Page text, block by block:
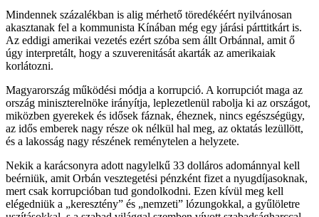
Mindennek százalékban is alig mérhető töredékéért nyilvánosan
akasztanak fel a kommunista Kínában még egy járási párttitkárt is.
Az eddigi amerikai vezetés ezért szóba sem állt Orbánnal, amit ő
úgy interpretált, hogy a szuverenitását akarták az amerikaiak
korlátozni.
Magyarország működési módja a korrupció. A korrupciót maga az
ország miniszterelnöke irányítja, leplezetlenül rabolja ki az országot,
miközben gyerekek és idősek fáznak, éheznek, nincs egészségügy,
az idős emberek nagy része ok nélkül hal meg, az oktatás lezüllött,
és a lakosság nagy részének reménytelen a helyzete.
Nekik a karácsonyra adott nagylelkű 33 dolláros adománnyal kell
beérniük, amit Orbán vesztegetési pénzként fizet a nyugdíjasoknak,
mert csak korrupcióban tud gondolkodni. Ezen kívül meg kell
elégedniük a „keresztény” és „nemzeti” lózungokkal, a gyűlöletre